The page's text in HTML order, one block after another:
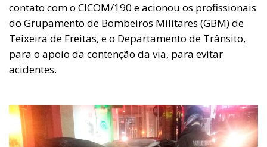
contato com o CICOM/190 e acionou os profissionais
do Grupamento de Bombeiros Militares (GBM) de
Teixeira de Freitas, e o Departamento de Trânsito,
para o apoio da contenção da via, para evitar
acidentes.